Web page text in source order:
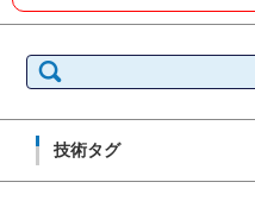
索:
技術タグ